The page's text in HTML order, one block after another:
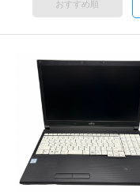
おすすめ順